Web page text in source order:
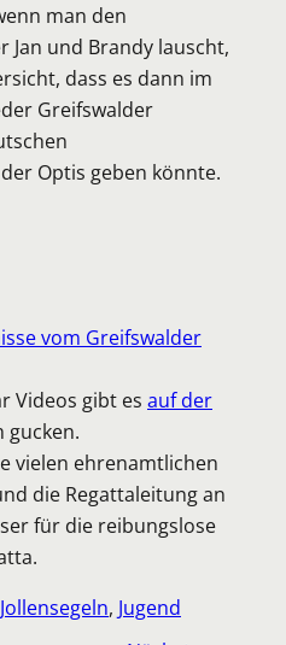
man den
Jan und Brandy lauscht,
dass es dann im
Greifswalder
Optis geben könnte.
vom Greifswalder
Videos gibt es auf der
gucken.
vielen ehrenamtlichen
die Regattaleitung an
für die reibungslose
Jollensegeln, Jugend